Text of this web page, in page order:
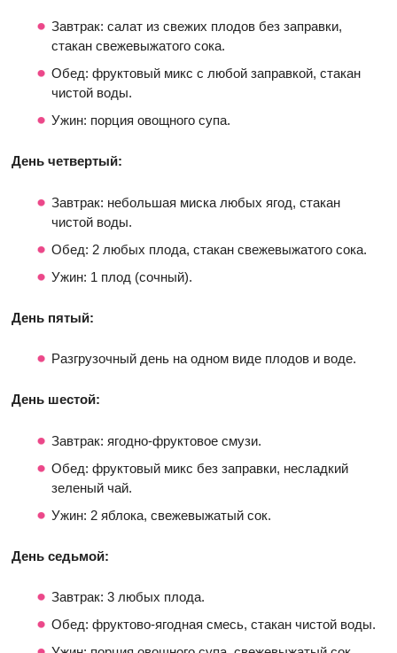
Завтрак: салат из свежих плодов без заправки,
стакан свежевыжатого сока.
Обед: фруктовый микс с любой заправкой, стакан
чистой воды.
Ужин: порция овощного супа.
День четвертый:
Завтрак: небольшая миска любых ягод, стакан
чистой воды.
Обед: 2 любых плода, стакан свежевыжатого сока.
Ужин: 1 плод (сочный).
День пятый:
Разгрузочный день на одном виде плодов и воде.
День шестой:
Завтрак: ягодно-фруктовое смузи.
Обед: фруктовый микс без заправки, несладкий
зеленый чай.
Ужин: 2 яблока, свежевыжатый сок.
День седьмой:
Завтрак: 3 любых плода.
Обед: фруктово-ягодная смесь, стакан чистой воды.